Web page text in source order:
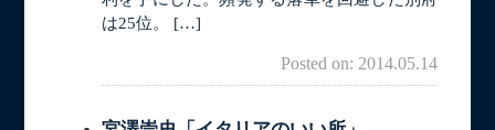
は25位。 […]
Posted on: 2014.05.14